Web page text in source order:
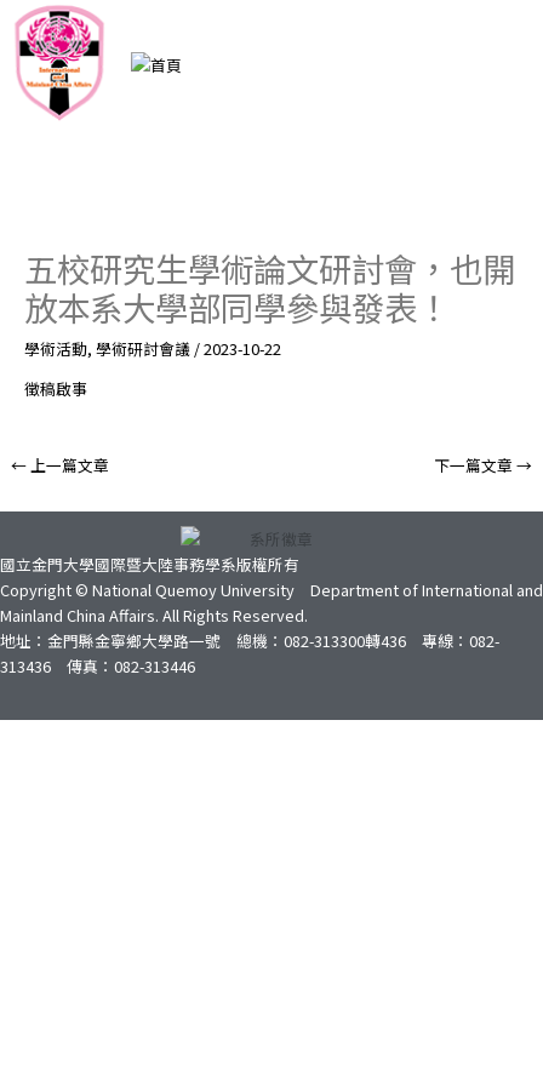
五校研究生學術論文研討會，也開
放本系大學部同學參與發表！
學術活動, 學術研討會議/2023-10-22
徵稿啟事
←上一篇文章 下一篇文章→
國立金門大學國際暨大陸事務學系版權所有
Copyright © National Quemoy University Department of International and
Mainland China Affairs. All Rights Reserved.
地址：金門縣金寧鄉大學路一號 總機：082-313300轉436 專線：082-
313436 傳真：082-313446